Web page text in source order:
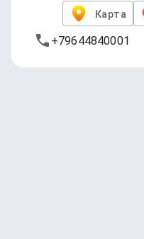
Карта
+79644840001